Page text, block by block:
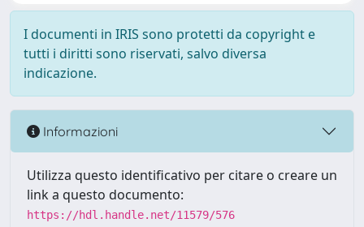
I documenti in IRIS sono protetti da copyright e
tutti i diritti sono riservati, salvo diversa
indicazione.
Informazioni
Utilizza questo identificativo per citare o creare un
link a questo documento:
https://hdl.handle.net/11579/576